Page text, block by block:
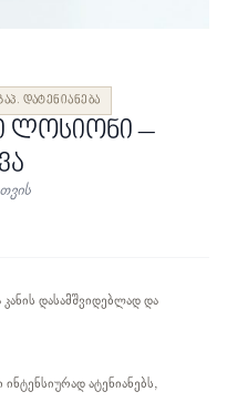
დატენიანება
ლოსიონი –
დასამშვიდებლად და
ატენიანებს,